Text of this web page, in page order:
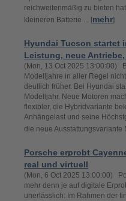
reichweitenmäßig zu bieten
kleineren Batterie ... [mehr]
Hyundai Tucson startet
Leistung, neue
(Mon, 13 Oct 2025 13:00:00)
Modelljahre in aller Regel
deutlich früher. Bei Hyundai
Modelljahr. Neue Motoren
flexibler, die Hybridvariante
Anhängelast und seine
die neue Ausstattungsvariante
Porsche erprobt
real und virtuell
(Mon, 6 Oct 2025 13:00:00)
mehr denn je auf digitale
unerlässlich: Im Rahmen der